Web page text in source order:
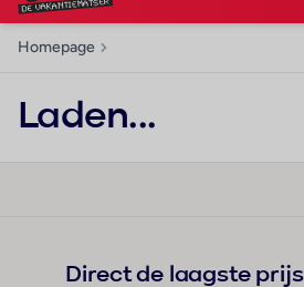
Homepage
Laden...
Direct de laagste